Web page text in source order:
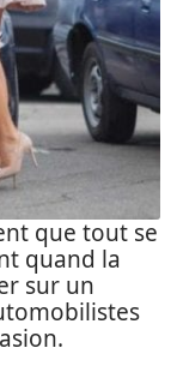
que tout se
quand la
sur un